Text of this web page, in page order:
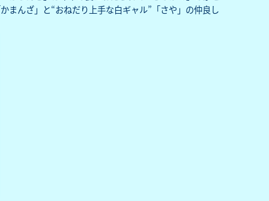
まんざ」と“おねだり上手な白ギャル”「さや」の仲良し